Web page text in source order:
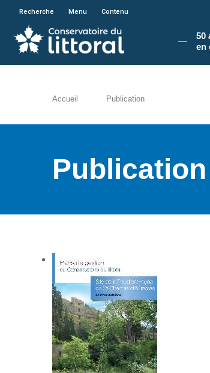
En poursuivant votre
Recherche Menu Contenu
50
en
Accueil Publication
Publication